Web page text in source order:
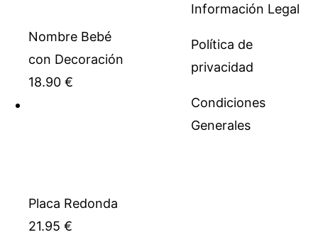
Nombre Bebé
con Decoración
18.90 €
Placa Redonda
21.95 €
Información Legal
Política de
privacidad
Condiciones
Generales